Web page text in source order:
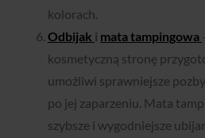
kolorach.
Odbijak i mata tampingowa
kosmetyczną stronę
umożliwi sprawniejsze
po jej zaparzeniu. Mata
szybsze i wygodniejsze